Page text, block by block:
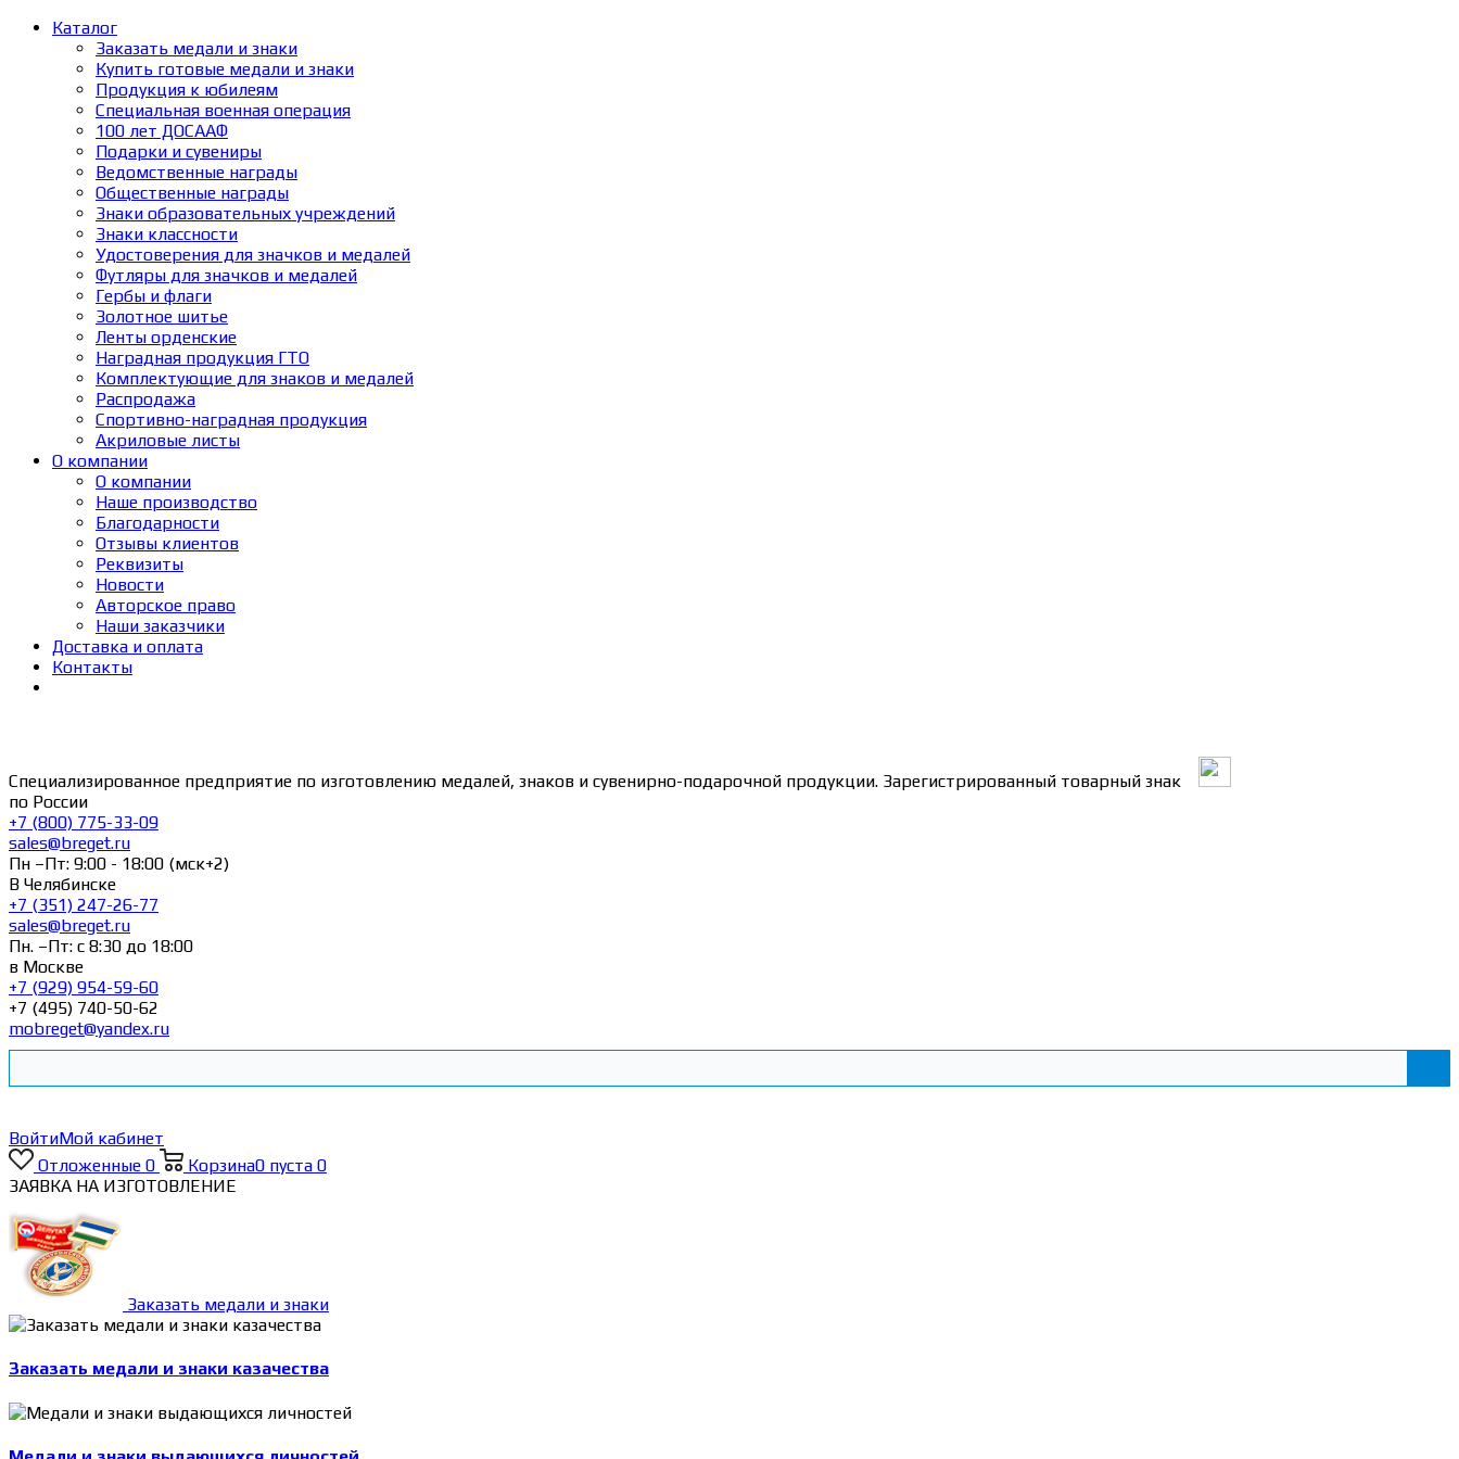
Каталог
Заказать медали и знаки
Купить готовые медали и знаки
Продукция к юбилеям
Специальная военная операция
100 лет ДОСААФ
Подарки и сувениры
Ведомственные награды
Общественные награды
Знаки образовательных учреждений
Знаки классности
Удостоверения для значков и медалей
Футляры для значков и медалей
Гербы и флаги
Золотное шитье
Ленты орденские
Наградная продукция ГТО
Комплектующие для знаков и медалей
Распродажа
Спортивно-наградная продукция
Акриловые листы
О компании
О компании
Наше производство
Благодарности
Отзывы клиентов
Реквизиты
Новости
Авторское право
Наши заказчики
Доставка и оплата
Контакты
Специализированное предприятие по изготовлению медалей, знаков и сувенирно-подарочной продукции. Зарегистрированный товарный знак
по России
+7 (800) 775-33-09
sales@breget.ru
Пн –Пт: 9:00 - 18:00 (мск+2)
В Челябинске
+7 (351) 247-26-77
sales@breget.ru
Пн. –Пт: с 8:30 до 18:00
в Москве
+7 (929) 954-59-60
+7 (495) 740-50-62
mobreget@yandex.ru
ВойтиМой кабинет
Отложенные 0 Корзина0 пуста 0
ЗАЯВКА НА ИЗГОТОВЛЕНИЕ
Заказать медали и знаки
Заказать медали и знаки казачества